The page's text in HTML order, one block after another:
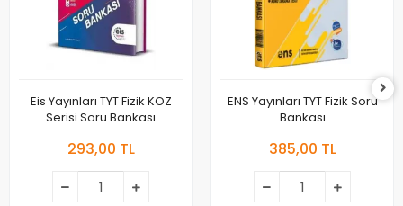
Eis Yayınları TYT Fizik KOZ
Serisi Soru Bankası
293,00 TL
ENS Yayınları TYT Fizik Soru
Bankası
385,00 TL